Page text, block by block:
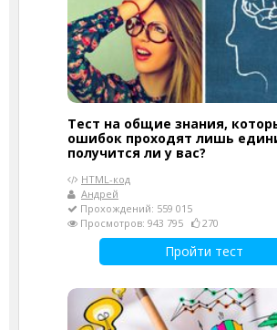
Тест на общие знания,
ошибок проходят лишь
получится ли у вас?
HTML-код
Андрей
Прохождений: 559 015
Просмотров: 943 795
270
Пройти тест